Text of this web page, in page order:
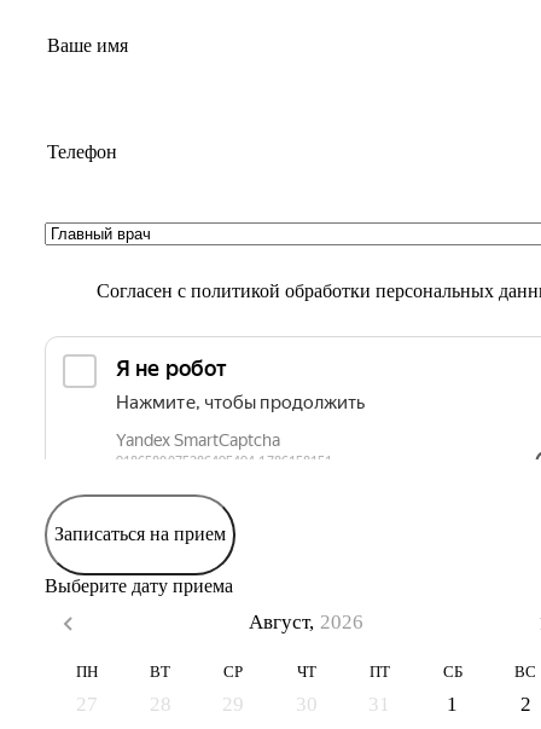
Согласен с политикой обработки персональных
Записаться на прием
Выберите дату приема
Август, 2026
ПН ВТ СР ЧТ ПТ СБ ВС
27 28 29 30 31 1
2